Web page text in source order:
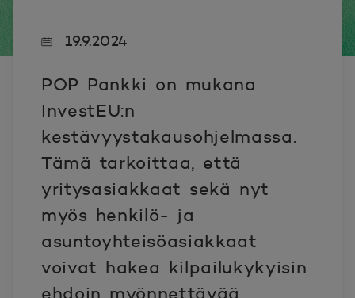
19.9.2024
POP Pankki on mukana
InvestEU:n
kestävyystakausohjelmassa.
Tämä tarkoittaa, että
yritysasiakkaat sekä nyt
myös henkilö- ja
asuntoyhteisöasiakkaat
voivat hakea kilpailukykyisin
ehdoin myönnettävää